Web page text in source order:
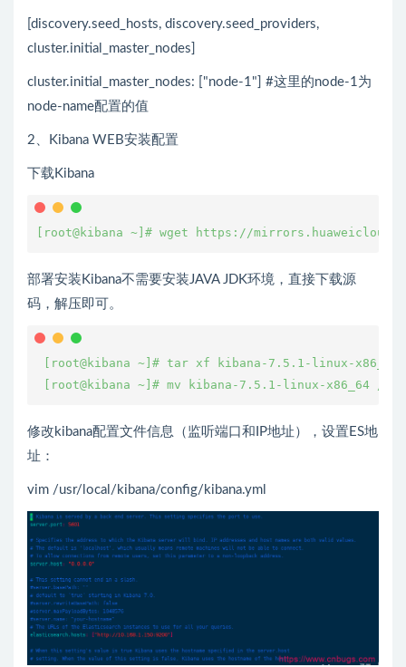
[discovery.seed_hosts, discovery.seed_providers,
cluster.initial_master_nodes]
cluster.initial_master_nodes: ["node-1"] #这里的node-1为
node-name配置的值
2、Kibana WEB安装配置
下载Kibana
[root@kibana ~]# wget https://
部署安装Kibana不需要安装JAVA JDK环境，直接下载源
码，解压即可。
[root@kibana ~]# tar xf kibana-7.5.1-linux-
[root@kibana ~]# mv kibana-7.5.1-linux-x86_64 /
修改kibana配置文件信息（监听端口和IP地址），设置ES地
址：
vim /usr/local/kibana/config/kibana.yml